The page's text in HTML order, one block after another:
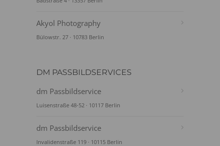
Akyol Photography
Bülowstr. 27 · 10783 Berlin
DM PASSBILDSERVICES
dm Passbildservice
Luisenstraße 48-52 · 10117 Berlin
dm Passbildservice
Invalidenstraße 119 · 10115 Berlin